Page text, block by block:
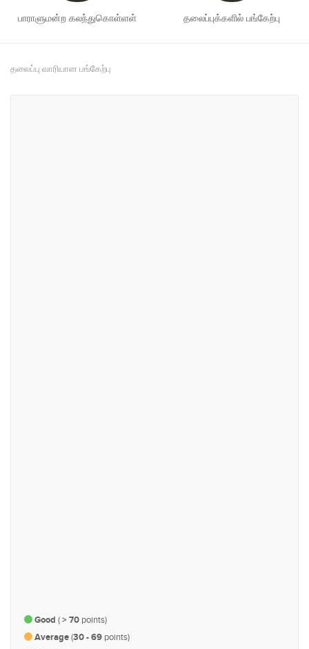
பாராளுமன்ற கலந்துகொள்ளள் தலைப்புக்களில் பங்கேற்பு
தலைப்பு வாரியான பங்கேற்பு
Good (> 70 points)
Average(30 - 69 points)